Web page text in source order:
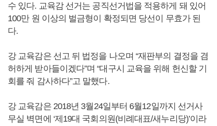
수 있다. 교육감 선거는 공직선거법을 적용하게 돼 있어
100만 원 이상의 벌금형이 확정되면 당선이 무효가 된
다.
강 교육감은 선고 뒤 법정을 나오며 “재판부의 결정을 겸
허하게 받아들이겠다”며 “대구시 교육을 위해 헌신할 기
회를 줘 감사하다”고 말했다.
강 교육감은 2018년 3월24일부터 6월12일까지 선거사
무실 벽면에 ‘제19대 국회의원(비례대표/새누리당)’이라